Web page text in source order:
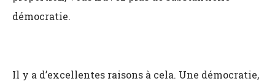
démocratie.
Il y a d’excellentes raisons à cela. Une démocratie,